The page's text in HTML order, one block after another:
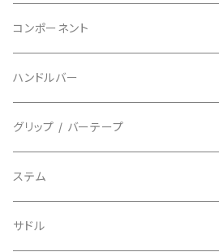
BELL/ベル
BIKEHAND/バイクハンド
BIO RACER/ビオレーサー
BIKEYOKE/バイクヨーク
BLACKBURN/ブラックバーン
指切り
フルフィンガー
ソックス
シューズカバー
キャップ
その他
マウンテンバイク
フラットペダル用
ビンディングペダル用
インソール
ヘッドユニット
センサー
アクセサリー
コンポーネント
カセットスプロケット
シフターマウント
ステムスペーサー
ケーブル類
ハンドルバー
ドロップハンドル
フラット/ライザーバー
グリップ / バーテープ
グリップ
バーテープ
ステム
サドル